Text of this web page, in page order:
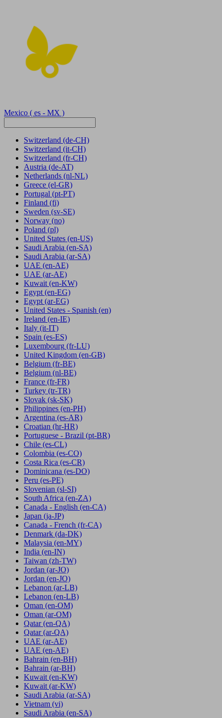
Mexico ( es - MX )
Switzerland (de-CH)
Switzerland (it-CH)
Switzerland (fr-CH)
Austria (de-AT)
Netherlands (nl-NL)
Greece (el-GR)
Portugal (pt-PT)
Finland (fi)
Sweden (sv-SE)
Norway (no)
Poland (pl)
United States (en-US)
Saudi Arabia (en-SA)
Saudi Arabia (ar-SA)
UAE (en-AE)
UAE (ar-AE)
Kuwait (en-KW)
Egypt (en-EG)
Egypt (ar-EG)
United States - Spanish (en)
Ireland (en-IE)
Italy (it-IT)
Spain (es-ES)
Luxembourg (fr-LU)
United Kingdom (en-GB)
Belgium (fr-BE)
Belgium (nl-BE)
France (fr-FR)
Turkey (tr-TR)
Slovak (sk-SK)
Philippines (en-PH)
Argentina (es-AR)
Croatian (hr-HR)
Portuguese - Brazil (pt-BR)
Chile (es-CL)
Colombia (es-CO)
Costa Rica (es-CR)
Dominicana (es-DO)
Peru (es-PE)
Slovenian (sl-SI)
South Africa (en-ZA)
Canada - English (en-CA)
Japan (ja-JP)
Canada - French (fr-CA)
Denmark (da-DK)
Malaysia (en-MY)
India (en-IN)
Taiwan (zh-TW)
Jordan (ar-JO)
Jordan (en-JO)
Lebanon (ar-LB)
Lebanon (en-LB)
Oman (en-OM)
Oman (ar-OM)
Qatar (en-QA)
Qatar (ar-QA)
UAE (ar-AE)
UAE (en-AE)
Bahrain (en-BH)
Bahrain (ar-BH)
Kuwait (en-KW)
Kuwait (ar-KW)
Saudi Arabia (ar-SA)
Vietnam (vi)
Saudi Arabia (en-SA)